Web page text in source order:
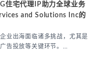
住宅代理IP助力全球业务
and Solutions Inc的
业出海面临诸多挑战，尤其是
告投放等关键环节。